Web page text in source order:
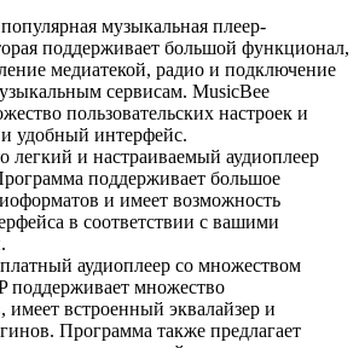
музыкальная плеер-
поддерживает большой функционал,
медиатекой, радио и подключение
сервисам. MusicBee
пользовательских настроек и
удобный интерфейс.
легкий и настраиваемый аудиоплеер
поддерживает большое
и имеет возможность
в соответствии с вашими
аудиоплеер со множеством
поддерживает множество
имеет встроенный эквалайзер и
Программа также предлагает